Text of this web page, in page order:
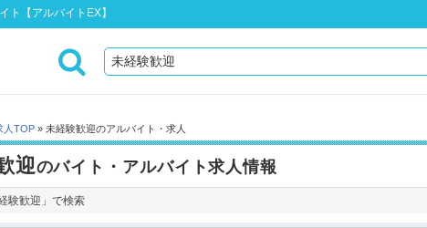
ト【アルバイトEX】
人TOP » 未経験歓迎のアルバイト・求人
迎のバイト・アルバイト求人情報
験歓迎」で検索